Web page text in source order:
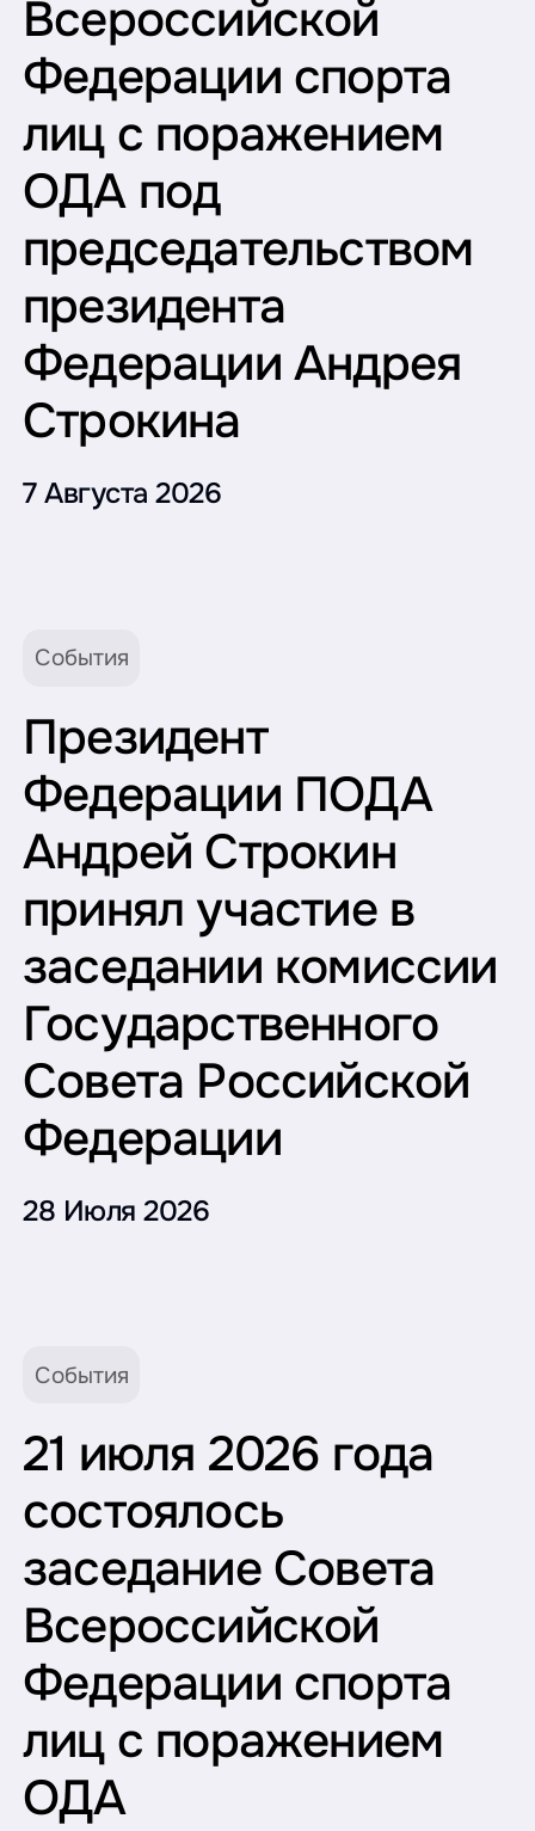
Всероссийской
Федерации спорта
лиц с поражением
ОДА под
председательством
президента
Федерации Андрея
Строкина
7 Августа 2026
События
Президент
Федерации ПОДА
Андрей Строкин
принял участие в
заседании комиссии
Государственного
Совета Российской
Федерации
28 Июля 2026
События
21 июля 2026 года
состоялось
заседание Совета
Всероссийской
Федерации спорта
лиц с поражением
ОДА